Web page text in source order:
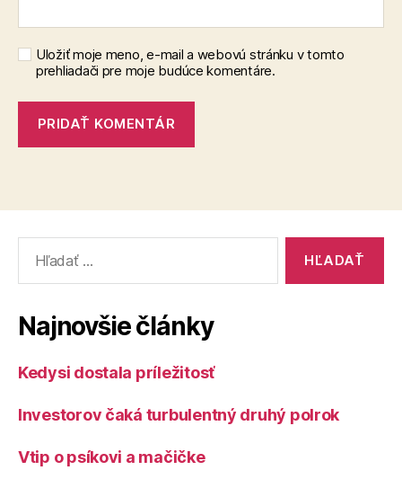
Uložiť moje meno, e-mail a webovú stránku v tomto
prehliadači pre moje budúce komentáre.
Najnovšie články
Kedysi dostala príležitosť
Investorov čaká turbulentný druhý polrok
Vtip o psíkovi a mačičke